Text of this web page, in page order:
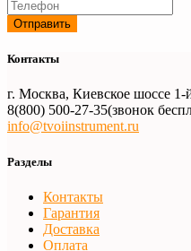
Контакты
г. Москва, Киевское шоссе
8(800) 500-27-35(звонок
info@tvoiinstrument.ru
Разделы
Контакты
Гарантия
Доставка
Оплата